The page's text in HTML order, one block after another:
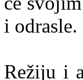
i odrasle.
Režiju i